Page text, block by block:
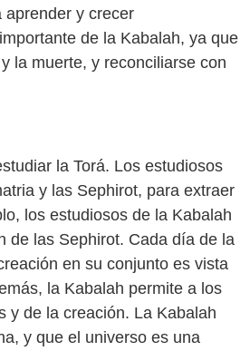
aprender y crecer
de la Kabalah, ya que
la muerte, y reconciliarse con
la Torá. Los estudiosos
y las Sephirot, para extraer
los estudiosos de la Kabalah
de las Sephirot. Cada día de la
en su conjunto es vista
la Kabalah permite a los
y de la creación. La Kabalah
y que el universo es una